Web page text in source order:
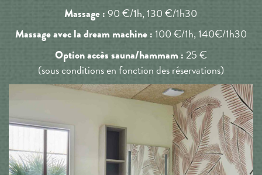
Massage :90 €/1h, 130 €/1h30
Massage avec la dream machine :100 €/1h, 140€/1h30
Option accès sauna/hammam :25 €
(sous conditions en fonction des réservations)